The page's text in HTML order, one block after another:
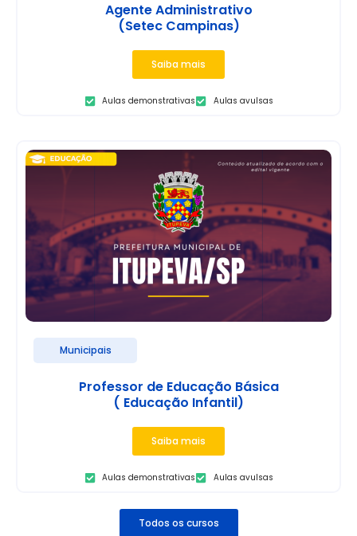
Agente Administrativo
(Setec Campinas)
Saiba mais
Aulas demonstrativas Aulas avulsas
Municipais
Professor de Educação Básica
( Educação Infantil)
Saiba mais
Aulas demonstrativas Aulas avulsas
Todos os cursos